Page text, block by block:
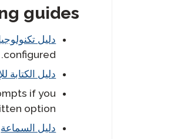
guides
دليل
configured.
دليل الكتابة
if you
option.
دليل السماعة